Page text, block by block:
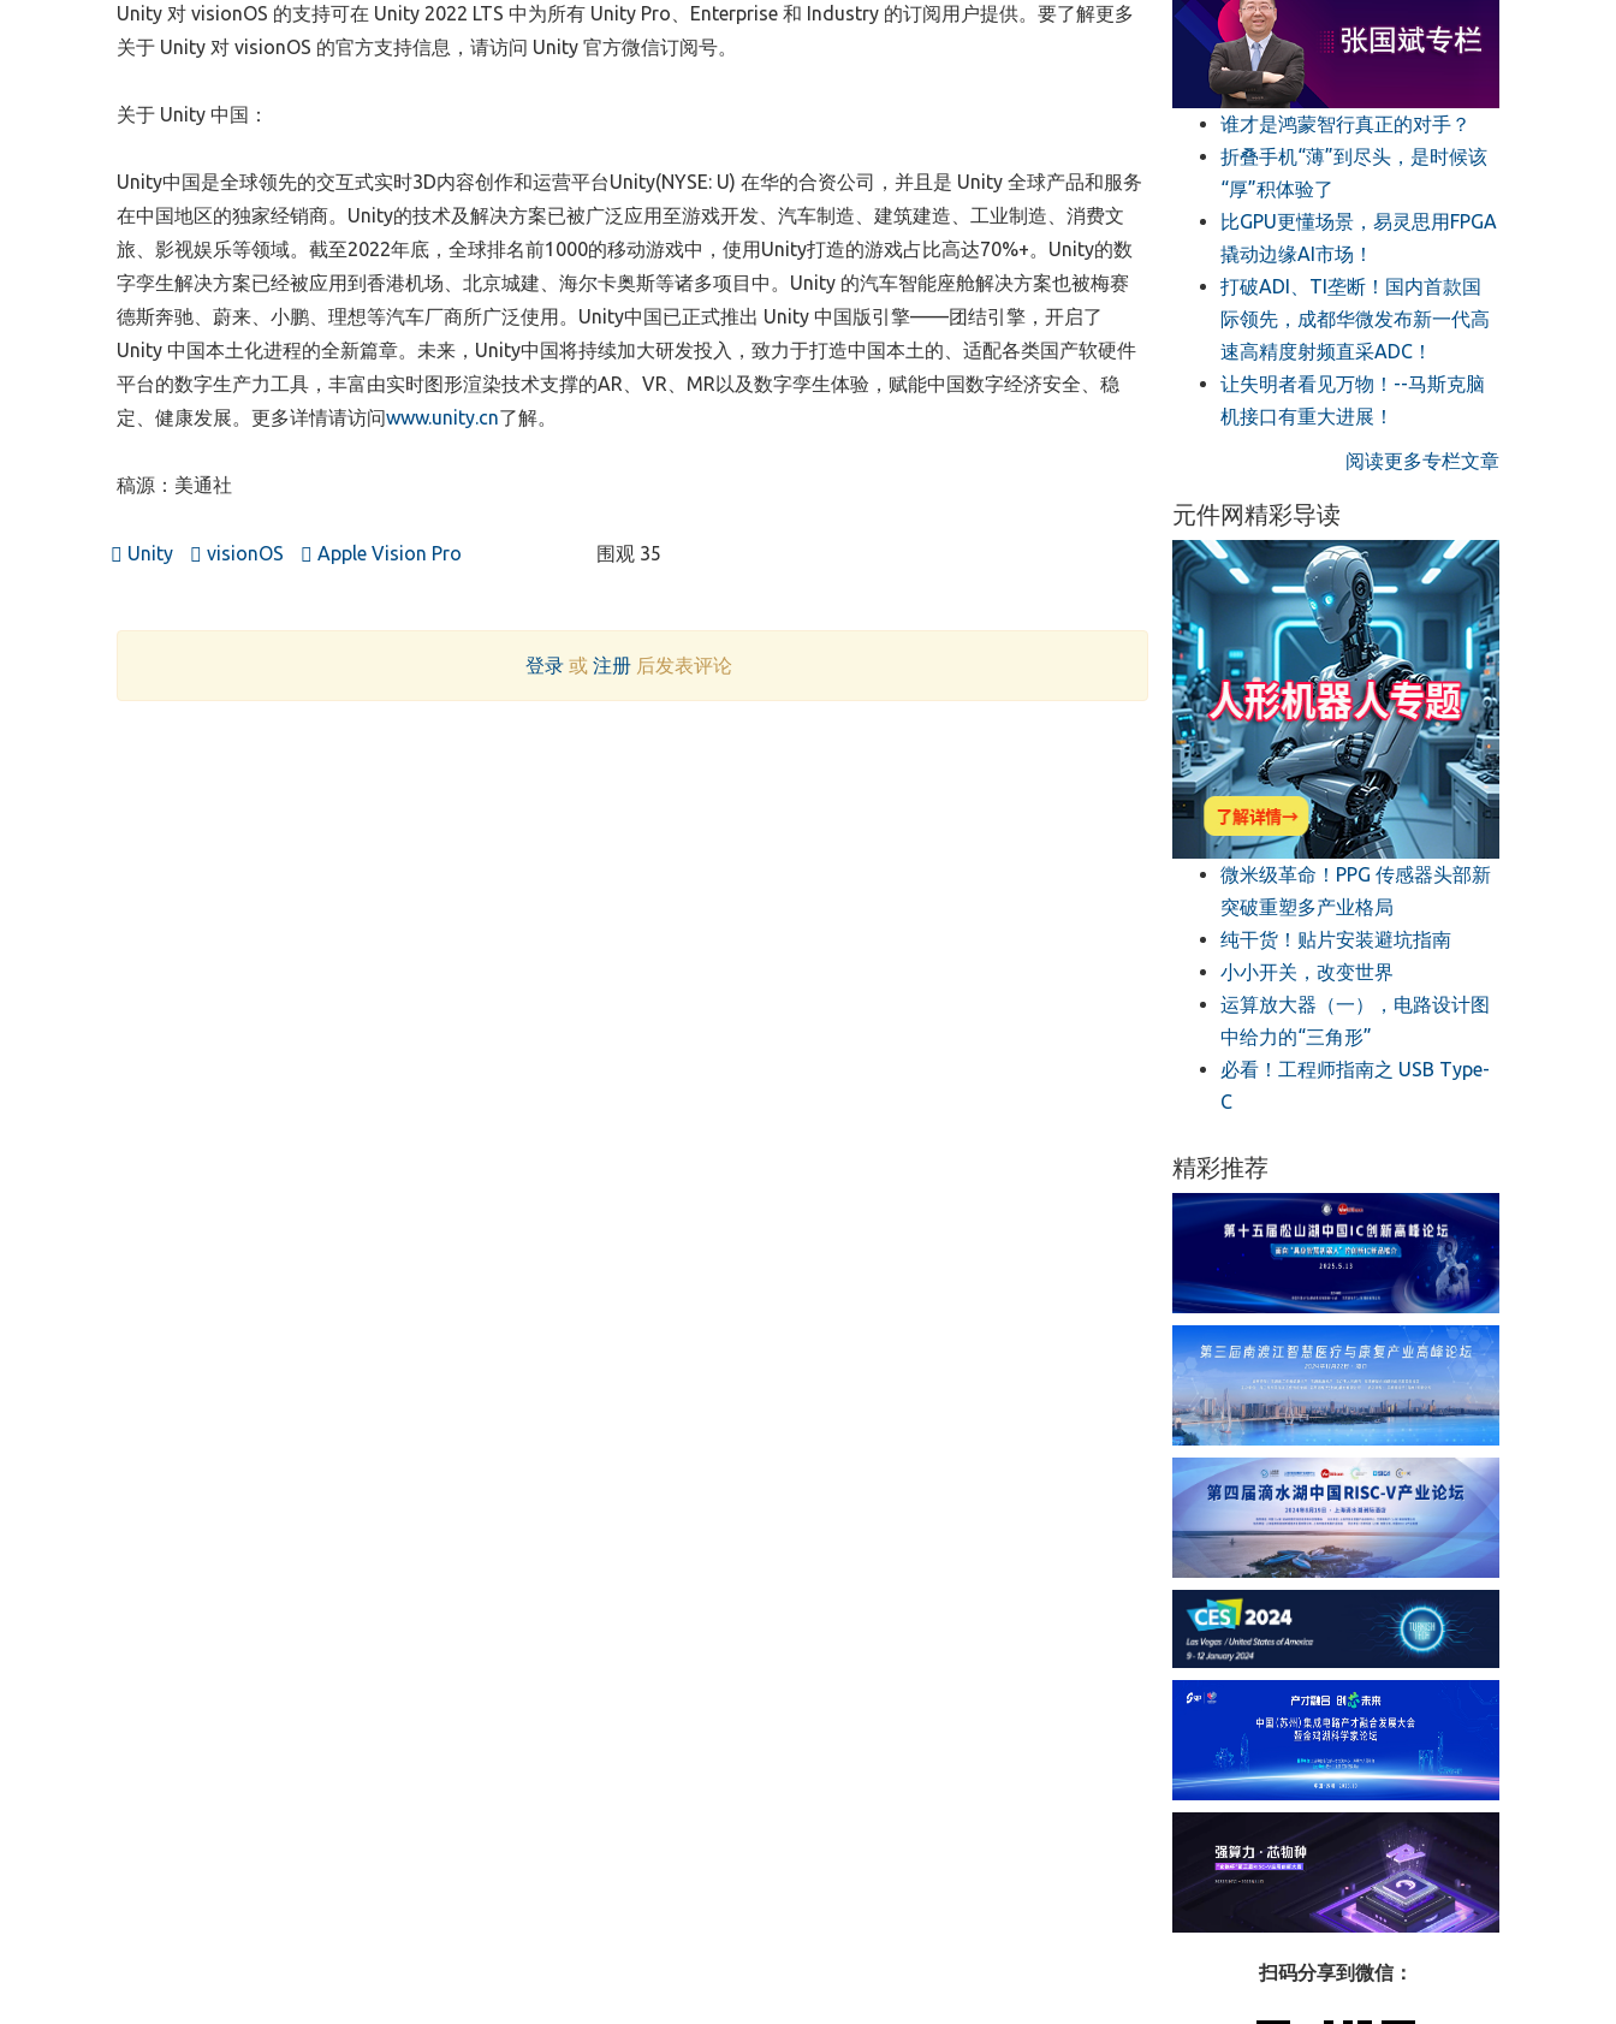
Unity 对 visionOS 的支持可在 Unity 2022 LTS 中为所有 Unity Pro、Enterprise 和 Industry 的订阅用户提供。要了解更多
关于 Unity 对 visionOS 的官方支持信息，请访问 Unity 官方微信订阅号。
关于 Unity 中国：
Unity中国是全球领先的交互式实时3D内容创作和运营平台Unity(NYSE: U) 在华的合资公司，并且是 Unity 全球产品和服务
在中国地区的独家经销商。Unity的技术及解决方案已被广泛应用至游戏开发、汽车制造、建筑建造、工业制造、消费文
旅、影视娱乐等领域。截至2022年底，全球排名前1000的移动游戏中，使用Unity打造的游戏占比高达70%+。Unity的数
字孪生解决方案已经被应用到香港机场、北京城建、海尔卡奥斯等诸多项目中。Unity 的汽车智能座舱解决方案也被梅赛
德斯奔驰、蔚来、小鹏、理想等汽车厂商所广泛使用。Unity中国已正式推出 Unity 中国版引擎——团结引擎，开启了
Unity 中国本土化进程的全新篇章。未来，Unity中国将持续加大研发投入，致力于打造中国本土的、适配各类国产软硬件
平台的数字生产力工具，丰富由实时图形渲染技术支撑的AR、VR、MR以及数字孪生体验，赋能中国数字经济安全、稳
定、健康发展。更多详情请访问www.unity.cn了解。
稿源：美通社
Unity visionOS Apple Vision Pro 围观 35
登录 或注册 后发表评论
谁才是鸿蒙智行真正的对手？
折叠手机“薄”到尽头，是时候该
“厚”积体验了
比GPU更懂场景，易灵思用FPGA
撬动边缘AI市场！
打破ADI、TI垄断！国内首款国
际领先，成都华微发布新一代高
速高精度射频直采ADC！
让失明者看见万物！--马斯克脑
机接口有重大进展！
阅读更多专栏文章
元件网精彩导读
微米级革命！PPG 传感器头部新
突破重塑多产业格局
纯干货！贴片安装避坑指南
小小开关，改变世界
运算放大器（一），电路设计图
中给力的“三角形”
必看！工程师指南之 USB Type-
C
精彩推荐
扫码分享到微信：